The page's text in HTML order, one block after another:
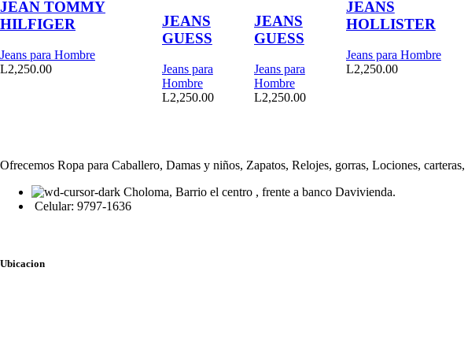
JEAN TOMMY
HILFIGER
Jeans para Hombre
L2,250.00
JEANS
GUESS
Jeans para
Hombre
L2,250.00
JEANS
GUESS
Jeans para
Hombre
L2,250.00
JEANS
HOLLISTER
Jeans para Hombre
L2,250.00
Ofrecemos Ropa para Caballero, Damas y niños, Zapatos, Relojes, gorras, Lociones,
Choloma, Barrio el centro , frente a banco Davivienda.
Celular: 9797-1636
Ubicacion